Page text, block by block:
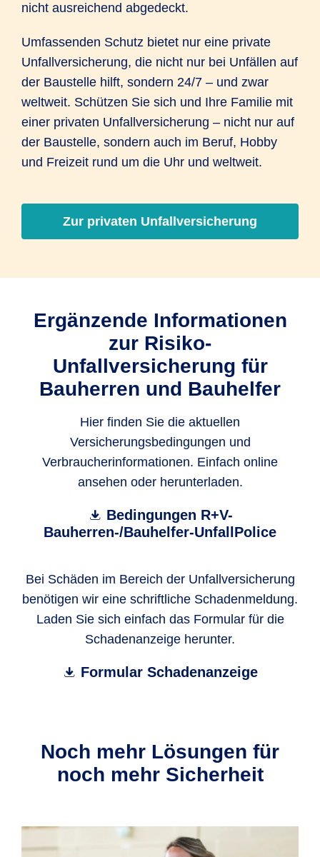
nicht ausreichend abgedeckt.
Umfassenden Schutz bietet nur eine private
Unfallversicherung, die nicht nur bei Unfällen auf
der Baustelle hilft, sondern 24/7 – und zwar
weltweit. Schützen Sie sich und Ihre Familie mit
einer privaten Unfallversicherung – nicht nur auf
der Baustelle, sondern auch im Beruf, Hobby
und Freizeit rund um die Uhr und weltweit.
Zur privaten Unfallversicherung
Ergänzende Informationen
zur Risiko-
Unfallversicherung für
Bauherren und Bauhelfer
Hier finden Sie die aktuellen
Versicherungsbedingungen und
Verbraucherinformationen. Einfach online
ansehen oder herunterladen.
Bedingungen R+V-
Bauherren-/Bauhelfer-UnfallPolice
Bei Schäden im Bereich der Unfallversicherung
benötigen wir eine schriftliche Schadenmeldung.
Laden Sie sich einfach das Formular für die
Schadenanzeige herunter.
Formular Schadenanzeige
Noch mehr Lösungen für
noch mehr Sicherheit